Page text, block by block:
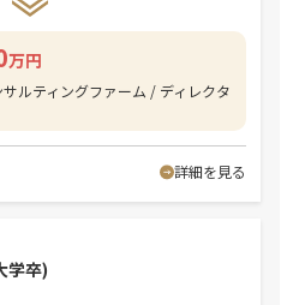
万円
ルティングファーム / ディレクタ
詳細を見る
学卒)